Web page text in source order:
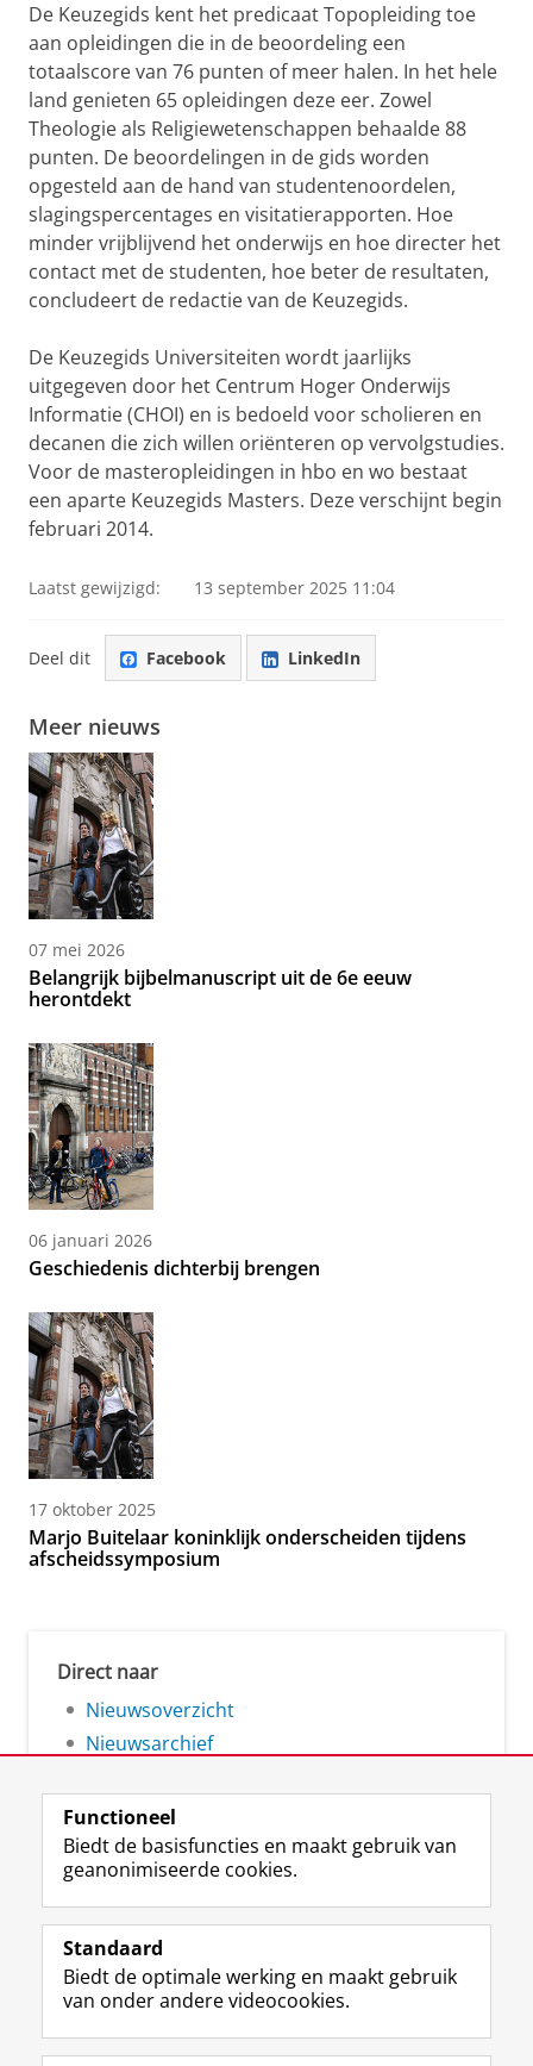
De Keuzegids kent het predicaat Topopleiding toe
aan opleidingen die in de beoordeling een
totaalscore van 76 punten of meer halen. In het hele
land genieten 65 opleidingen deze eer. Zowel
Theologie als Religiewetenschappen behaalde 88
punten. De beoordelingen in de gids worden
opgesteld aan de hand van studentenoordelen,
slagingspercentages en visitatierapporten. Hoe
minder vrijblijvend het onderwijs en hoe directer het
contact met de studenten, hoe beter de resultaten,
concludeert de redactie van de Keuzegids.
De Keuzegids Universiteiten wordt jaarlijks
uitgegeven door het Centrum Hoger Onderwijs
Informatie (CHOI) en is bedoeld voor scholieren en
decanen die zich willen oriënteren op vervolgstudies.
Voor de masteropleidingen in hbo en wo bestaat
een aparte Keuzegids Masters. Deze verschijnt begin
februari 2014.
Laatst gewijzigd: 13 september 2025 11:04
Deel dit Facebook LinkedIn
Meer nieuws
07 mei 2026
Belangrijk bijbelmanuscript uit de 6e eeuw
herontdekt
06 januari 2026
Geschiedenis dichterbij brengen
17 oktober 2025
Marjo Buitelaar koninklijk onderscheiden tijdens
afscheidssymposium
Direct naar
Nieuwsoverzicht
Nieuwsarchief
Volg de RUG
F
a
e
b
o
L
i
k
e
I
R
S
-
f
e
I
n
t
r
Y
o
T
e
Studiekiezers
Functioneel
Biedt de basisfuncties en maakt gebruik van
geanonimiseerde cookies.
Standaard
Biedt de optimale werking en maakt gebruik
van onder andere videocookies.